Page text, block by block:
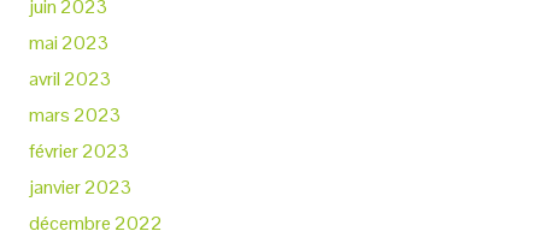
juin 2023
mai 2023
avril 2023
mars 2023
février 2023
janvier 2023
décembre 2022